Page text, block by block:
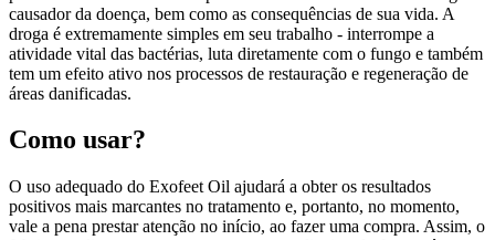
causador da doença, bem como as consequências de sua vida. A
droga é extremamente simples em seu trabalho - interrompe a
atividade vital das bactérias, luta diretamente com o fungo e também
tem um efeito ativo nos processos de restauração e regeneração de
áreas danificadas.
Como usar?
O uso adequado do Exofeet Oil ajudará a obter os resultados
positivos mais marcantes no tratamento e, portanto, no momento,
vale a pena prestar atenção no início, ao fazer uma compra. Assim, o